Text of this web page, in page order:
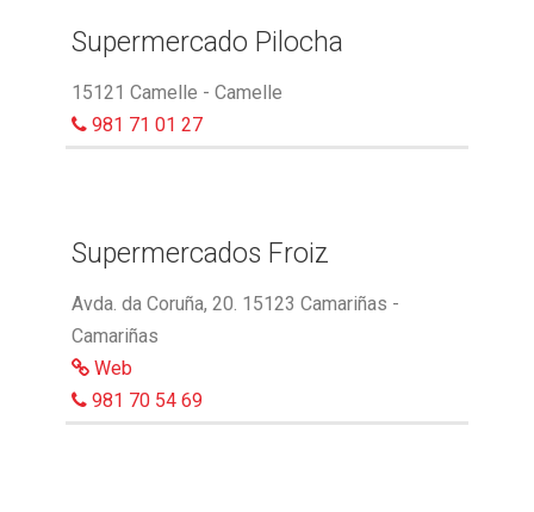
Supermercado Pilocha
15121 Camelle - Camelle
981 71 01 27
Supermercados Froiz
Avda. da Coruña, 20. 15123 Camariñas -
Camariñas
Web
981 70 54 69